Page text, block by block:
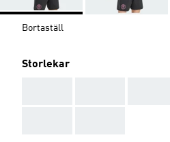
Bortaställ
Storlekar